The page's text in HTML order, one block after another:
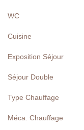
WC
Cuisine
Exposition Séjour
Séjour Double
Type Chauffage
Méca. Chauffage